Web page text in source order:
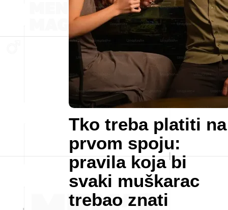
Tko treba platiti na
prvom spoju:
pravila koja bi
svaki muškarac
trebao znati